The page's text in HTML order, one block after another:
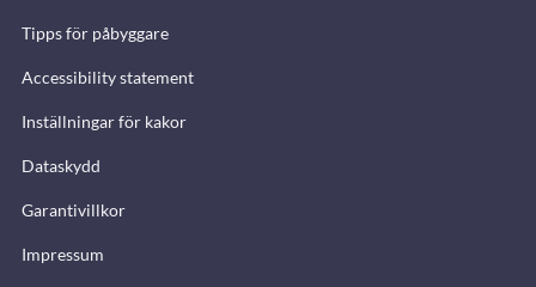
Tipps för påbyggare
Accessibility statement
Inställningar för kakor
Dataskydd
Garantivillkor
Impressum